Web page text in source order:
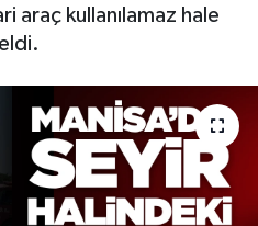
araç kullanılamaz hale